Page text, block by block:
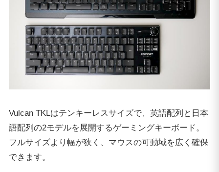
Vulcan TKLはテンキーレスサイズで、英語配列と日本
語配列の2モデルを展開するゲーミングキーボード。
フルサイズより幅が狭く、マウスの可動域を広く確保
できます。